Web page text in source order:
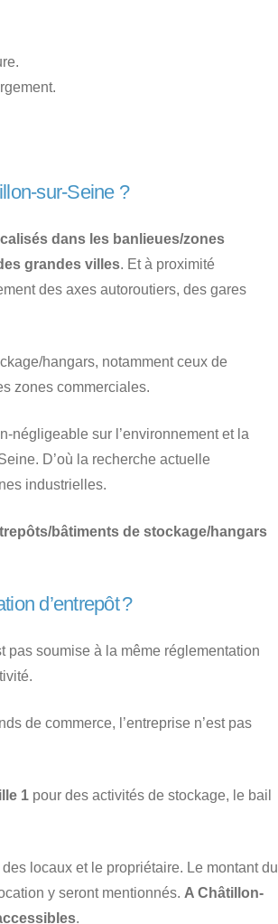
sur-Seine ?
dans les banlieues/zones
grandes villes. Et à proximité
des axes autoroutiers, des gares
hangars, notamment ceux de
zones commerciales.
négligeable sur l’environnement et la
D’où la recherche actuelle
industrielles.
bâtiments de stockage/hangars
d’entrepôt ?
pas soumise à la même réglementation
de commerce, l’entreprise n’est pas
1 pour des activités de stockage, le bail
des locaux et le propriétaire. Le montant du
y seront mentionnés. A Châtillon-
.